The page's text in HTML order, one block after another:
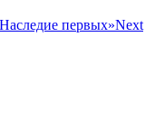
первых»Next